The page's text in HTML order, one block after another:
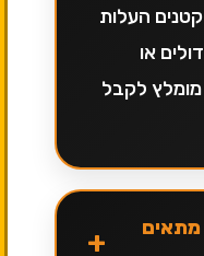
קטנים העלות
או
מומלץ לקבל
מתאים
+